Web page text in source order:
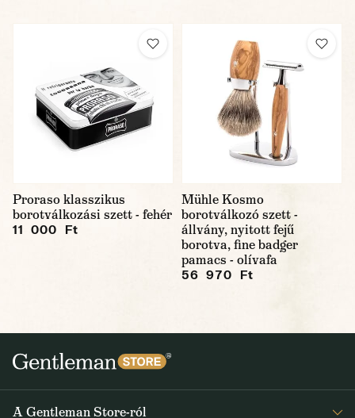
Proraso klasszikus
borotválkozási szett - fehér
11 000 Ft
Mühle Kosmo
borotválkozó szett -
állvány, nyitott fejű
borotva, fine badger
pamacs - olívafa
56 970 Ft
A Gentleman Store-ról